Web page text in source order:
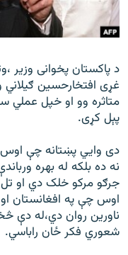
۱۴ ساعته راډیويي خپرونې
موږ وڅارئ
د ازادې اروپا راډیو
د پاکستان پخوانی وزیر
غړی افتخارحسین
متاثره وو او خپل عملي
پېل کړی.
دی وايي پښتانه چې اوس
نه ده بلکه له بهره
جرګو مرکو خلک دي او
اوس چې په افغانستان
ناورین روان دي،له دې
شعوري فکر ځان راباسي.